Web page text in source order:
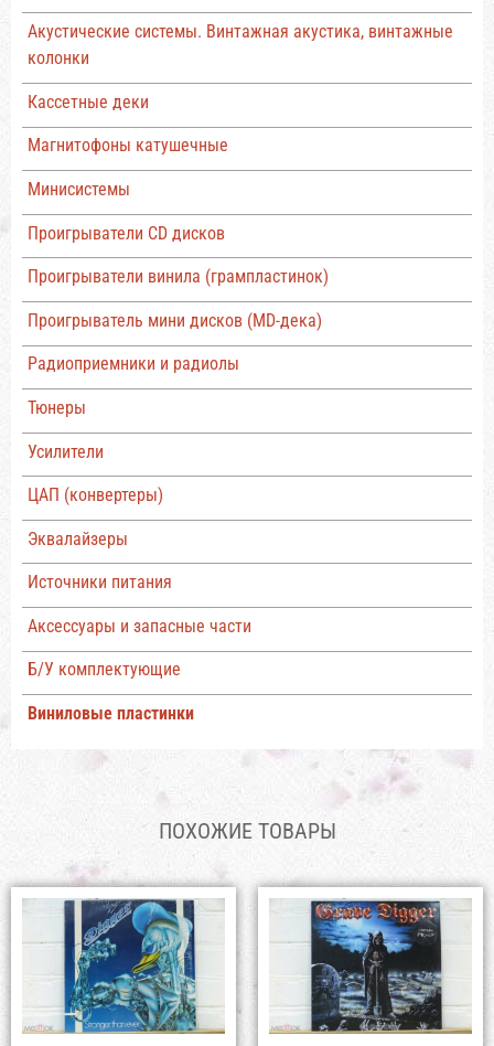
Акустические системы. Винтажная акустика, винтажные
колонки
Кассетные деки
Магнитофоны катушечные
Минисистемы
Проигрыватели CD дисков
Проигрыватели винила (грампластинок)
Проигрыватель мини дисков (MD-дека)
Радиоприемники и радиолы
Тюнеры
Усилители
ЦАП (конвертеры)
Эквалайзеры
Источники питания
Аксессуары и запасные части
Б/У комплектующие
Виниловые пластинки
ПОХОЖИЕ ТОВАРЫ